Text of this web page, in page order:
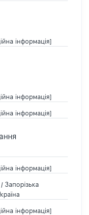
інформація]
інформація]
інформація]
інформація]
Запорізька
інформація]